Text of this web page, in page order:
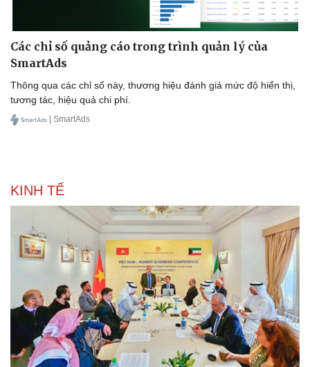
Sản phụ khoa
Làm đẹp - giảm cân
Phòng mạch online
Ăn sạch sống khỏe
Các chỉ số quảng cáo trong trình quản lý của
SmartAds
Thông qua các chỉ số này, thương hiệu đánh giá mức độ hiển thị,
tương tác, hiệu quả chi phí.
| SmartAds
KINH TẾ